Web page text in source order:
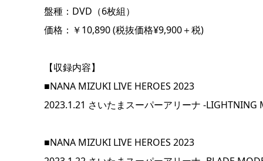
盤種：DVD（6枚組）
価格：￥10,890 (税抜価格¥9,900＋税)
【収録内容】
■NANA MIZUKI LIVE HEROES 2023
2023.1.21 さいたまスーパーアリーナ -LIGHTNING
■NANA MIZUKI LIVE HEROES 2023